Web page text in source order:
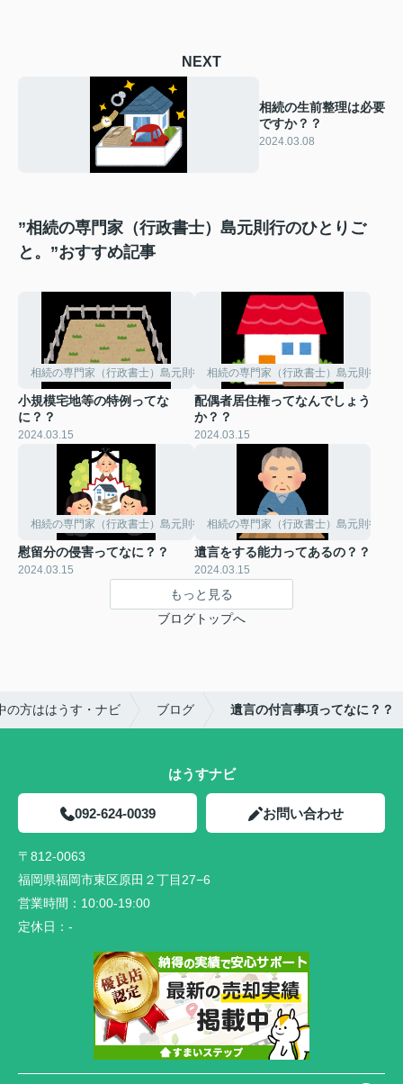
NEXT
相続の生前整理は必要
ですか？？
2024.03.08
”相続の専門家（行政書士）島元則行のひとりご
と。”おすすめ記事
相続の専門家（行政書士）島元則行のひとりごと。
小規模宅地等の特例ってな
に？？
2024.03.15
相続の専門家（行政書士）島元則行の
配偶者居住権ってなんでしょう
か？？
2024.03.15
相続の専門家（行政書士）島元則行のひとりごと。
慰留分の侵害ってなに？？
2024.03.15
相続の専門家（行政書士）島元則行の
遺言をする能力ってあるの？？
2024.03.15
もっと見る
ブログトップへ
の方ははうす・ナビ ブログ 遺言の付言事項ってなに？？
はうすナビ
092-624-0039 お問い合わせ
〒812-0063
福岡県福岡市東区原田２丁目27−6
営業時間： 10:00-19:00
定休日： -